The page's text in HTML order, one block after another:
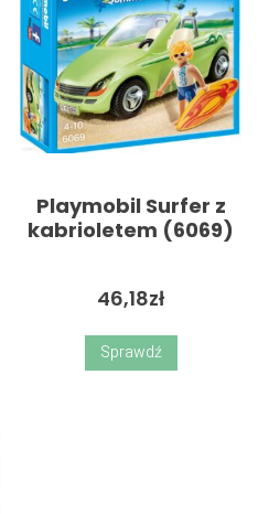
Playmobil Surfer z
kabrioletem (6069)
46,18zł
Sprawdź